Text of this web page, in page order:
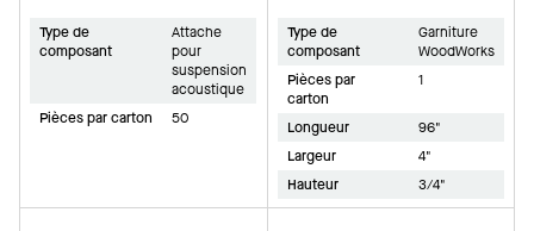
Type de
composant
Attache
pour
suspension
acoustique
Pièces par carton
50
Type de
composant
Garniture
WoodWorks
Pièces par
carton
1
Longueur
96"
Largeur
4"
Hauteur
3/4"